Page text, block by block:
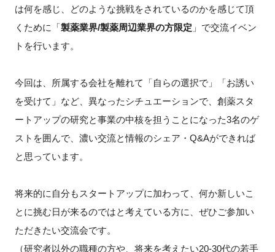
特別会員
は何を感じ、どのような挑戦をされているのかを感じて頂
くために「製薬業界/製薬周辺業界の方限定 」で交流イベン
トを行います。
今回は、所属する会社を離れて「自らの選択で」「お誘い
を受けて」など、異なったシチュエーションで、創薬スタ
ートアップの研究と事業の中核を担うことになった3名のゲ
ストを囲んで、濃い交流と情報のシェア・Q&Aができれば
と思っています。
将来的に自分もスタートアップに加わって、何か新しいこ
とに挑む日が来るのではと考えている方に、ぜひご参加い
ただきたい交流会です。
（研究者以外の職種の方や、将来を考えたい20-30代の若手